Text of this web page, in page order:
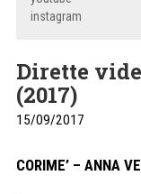
instagram
Dirette
(2017)
15/09/2017
CORIME’ – ANNA